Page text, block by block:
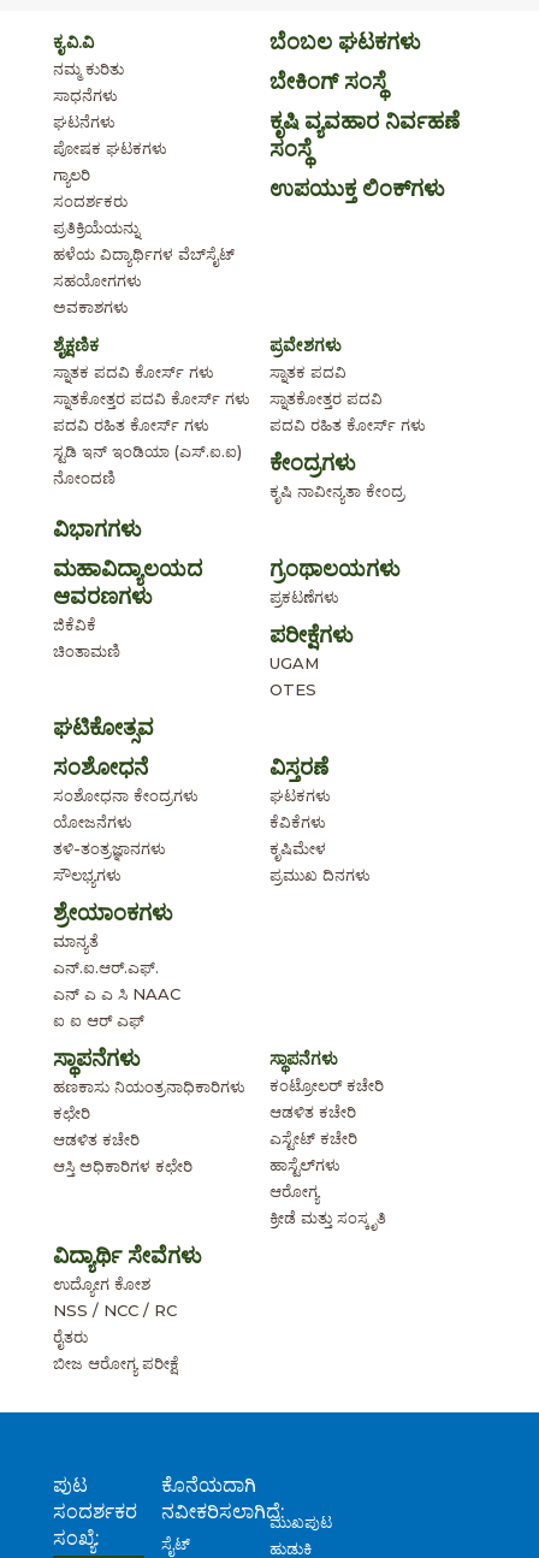
ಕೃ.ವಿ.ವಿ
ನಮ್ಮ ಕುರಿತು
ಸಾಧನೆಗಳು
ಘಟನೆಗಳು
ಪೋಷಕ ಘಟಕಗಳು
ಗ್ಯಾಲರಿ
ಸಂದರ್ಶಕರು
ಪ್ರತಿಕ್ರಿಯೆಯನ್ನು
ಹಳೆಯ ವಿದ್ಯಾರ್ಥಿಗಳ ವೆಬ್‌ಸೈಟ್
ಸಹಯೋಗಗಳು
ಅವಕಾಶಗಳು
ಬೆಂಬಲ ಘಟಕಗಳು
ಬೇಕಿಂಗ್ ಸಂಸ್ಥೆ
ಕೃಷಿ ವ್ಯವಹಾರ ನಿರ್ವಹಣೆ
ಸಂಸ್ಥೆ
ಉಪಯುಕ್ತ ಲಿಂಕ್‌ಗಳು
ಶೈಕ್ಷಣಿಕ
ಸ್ನಾತಕ ಪದವಿ ಕೋರ್ಸ್ ಗಳು
ಸ್ನಾತಕೋತ್ತರ ಪದವಿ ಕೋರ್ಸ್ ಗಳು
ಪದವಿ ರಹಿತ ಕೋರ್ಸ್ ಗಳು
ಸ್ಟಡಿ ಇನ್ ಇಂಡಿಯಾ (ಎಸ್.ಐ.ಐ)
ನೋಂದಣಿ
ಪ್ರವೇಶಗಳು
ಸ್ನಾತಕ ಪದವಿ
ಸ್ನಾತಕೋತ್ತರ ಪದವಿ
ಪದವಿ ರಹಿತ ಕೋರ್ಸ್ ಗಳು
ಕೇಂದ್ರಗಳು
ಕೃಷಿ ನಾವೀನ್ಯತಾ ಕೇಂದ್ರ
ವಿಭಾಗಗಳು
ಮಹಾವಿದ್ಯಾಲಯದ
ಆವರಣಗಳು
ಜಿಕೆವಿಕೆ
ಚಿಂತಾಮಣಿ
ಗ್ರಂಥಾಲಯಗಳು
ಪ್ರಕಟಣೆಗಳು
ಪರೀಕ್ಷೆಗಳು
UGAM
OTES
ಘಟಿಕೋತ್ಸವ
ಸಂಶೋಧನೆ
ಸಂಶೋಧನಾ ಕೇಂದ್ರಗಳು
ಯೋಜನೆಗಳು
ತಳಿ-ತಂತ್ರಜ್ಞಾನಗಳು
ಸೌಲಭ್ಯಗಳು
ವಿಸ್ತರಣೆ
ಘಟಕಗಳು
ಕೆವಿಕೆಗಳು
ಕೃಷಿಮೇಳ
ಪ್ರಮುಖ ದಿನಗಳು
ಶ್ರೇಯಾಂಕಗಳು
ಮಾನ್ಯತೆ
ಎನ್.ಐ.ಆರ್.ಎಫ್.
ಎನ್ ಎ ಎ ಸಿ NAAC
ಐ ಐ ಆರ್ ಎಫ್
ಸ್ಥಾಪನೆಗಳು
ಹಣಕಾಸು ನಿಯಂತ್ರನಾಧಿಕಾರಿಗಳು
ಕಛೇರಿ
ಆಡಳಿತ ಕಚೇರಿ
ಆಸ್ತಿ ಅಧಿಕಾರಿಗಳ ಕಛೇರಿ
ಸ್ಥಾಪನೆಗಳು
ಕಂಟ್ರೋಲರ್ ಕಚೇರಿ
ಆಡಳಿತ ಕಚೇರಿ
ಎಸ್ಟೇಟ್ ಕಚೇರಿ
ಹಾಸ್ಟೆಲ್‌ಗಳು
ಆರೋಗ್ಯ
ಕ್ರೀಡೆ ಮತ್ತು ಸಂಸ್ಕೃತಿ
ವಿದ್ಯಾರ್ಥಿ ಸೇವೆಗಳು
ಉದ್ಯೋಗ ಕೋಶ
NSS / NCC / RC
ರೈತರು
ಬೀಜ ಆರೋಗ್ಯ ಪರೀಕ್ಷೆ
ಪುಟ
ಸಂದರ್ಶಕರ
ಸಂಖ್ಯೆ:
ಕೊನೆಯದಾಗಿ
ನವೀಕರಿಸಲಾಗಿದೆ:
ಸೈಟ್
ಮುಖಪುಟ
ಹುಡುಕಿ